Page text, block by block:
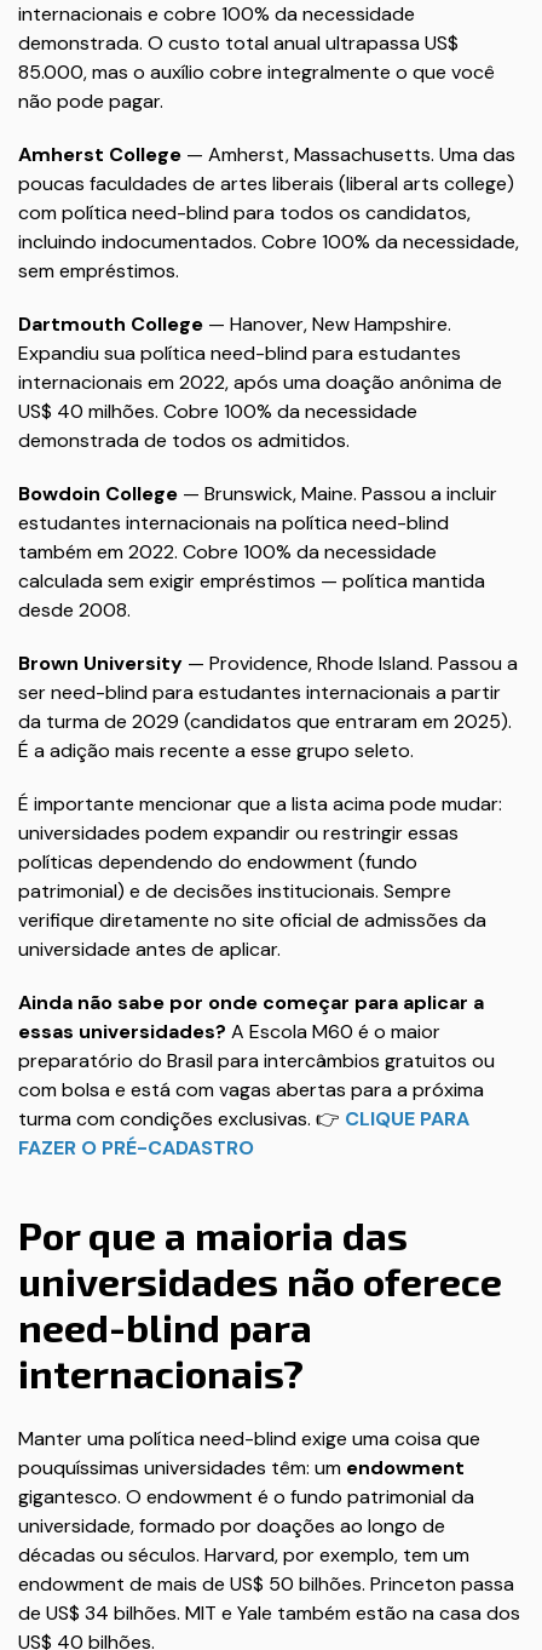
internacionais e cobre 100% da necessidade
demonstrada. O custo total anual ultrapassa US$
85.000, mas o auxílio cobre integralmente o que você
não pode pagar.
Amherst College — Amherst, Massachusetts. Uma das
poucas faculdades de artes liberais (liberal arts college)
com política need-blind para todos os candidatos,
incluindo indocumentados. Cobre 100% da necessidade,
sem empréstimos.
Dartmouth College — Hanover, New Hampshire.
Expandiu sua política need-blind para estudantes
internacionais em 2022, após uma doação anônima de
US$ 40 milhões. Cobre 100% da necessidade
demonstrada de todos os admitidos.
Bowdoin College — Brunswick, Maine. Passou a incluir
estudantes internacionais na política need-blind
também em 2022. Cobre 100% da necessidade
calculada sem exigir empréstimos — política mantida
desde 2008.
Brown University — Providence, Rhode Island. Passou a
ser need-blind para estudantes internacionais a partir
da turma de 2029 (candidatos que entraram em 2025).
É a adição mais recente a esse grupo seleto.
É importante mencionar que a lista acima pode mudar:
universidades podem expandir ou restringir essas
políticas dependendo do endowment (fundo
patrimonial) e de decisões institucionais. Sempre
verifique diretamente no site oficial de admissões da
universidade antes de aplicar.
Ainda não sabe por onde começar para aplicar a
essas universidades? A Escola M60 é o maior
preparatório do Brasil para intercâmbios gratuitos ou
com bolsa e está com vagas abertas para a próxima
turma com condições exclusivas. 👉 CLIQUE PARA
FAZER O PRÉ-CADASTRO
Por que a maioria das
universidades não oferece
need-blind para
internacionais?
Manter uma política need-blind exige uma coisa que
pouquíssimas universidades têm: um endowment
gigantesco. O endowment é o fundo patrimonial da
universidade, formado por doações ao longo de
décadas ou séculos. Harvard, por exemplo, tem um
endowment de mais de US$ 50 bilhões. Princeton passa
de US$ 34 bilhões. MIT e Yale também estão na casa dos
US$ 40 bilhões.